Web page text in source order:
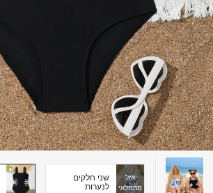
אזל
מהמלאי
שני חלקים
לנערות